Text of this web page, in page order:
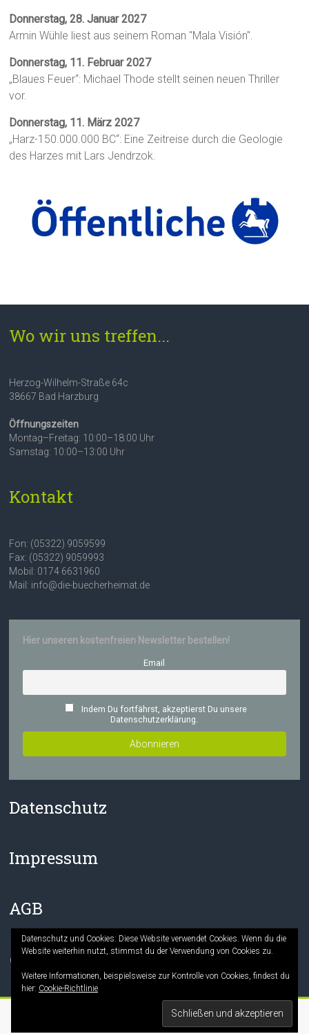
Donnerstag, 28. Januar 2027
Armin Wühle liest aus seinem Roman "Mala Visión".
Donnerstag, 11. Februar 2027
„Blaues Feuer“: Michael Thode stellt seinen neuen Thriller
vor.
Donnerstag, 11. März 2027
„Harz-150.000.000 BC“: Eine Zeitreise durch die Geologie
des Harzes mit Lars Jendrzok.
Wo wir uns treffen...
Herzog-Wilhelm-Straße 64c
38667 Bad Harzburg
Öffnungszeiten
Montag–Freitag: 10:00–18:00 Uhr
Samstag: 10:00–13:00 Uhr
Kontakt
Fon: (05322) 9059599
Fax: (05322) 9059993
Mobil: 0174 6631960
Mail: info@die-buecherheimat.de
Hier unseren kostenfreien Newsletter bestellen!
Email
Indem Du fortfährst, akzeptierst Du unsere
Datenschutzerklärung.
Datenschutz
Impressum
AGB
Facebook
Instagram
Die Mitmach-Buchhandlung. Alle Rechte vorbehalten.
von ThemeGrill. Präsentiert vonWordPress.
Datenschutz und Cookies: Diese Website verwendet Cookies. Wenn du die
Website weiterhin nutzt, stimmst du der Verwendung von Cookies zu.
Weitere Informationen, beispielsweise zur Kontrolle von Cookies, findest du
hier: Cookie-Richtlinie